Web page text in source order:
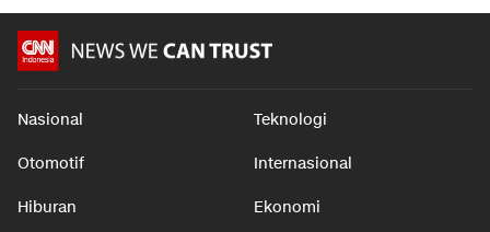
Nasional Teknologi
Otomotif Internasional
Hiburan Ekonomi